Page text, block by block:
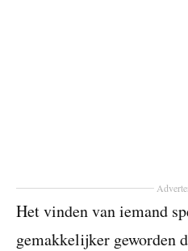
Het vinden van iemand
gemakkelijker geworden